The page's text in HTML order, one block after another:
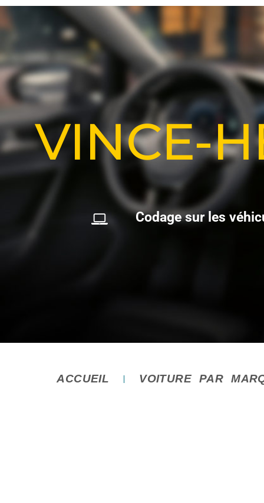
VINCE-
Codage sur les véhic
ACCUEIL VOITURE PAR